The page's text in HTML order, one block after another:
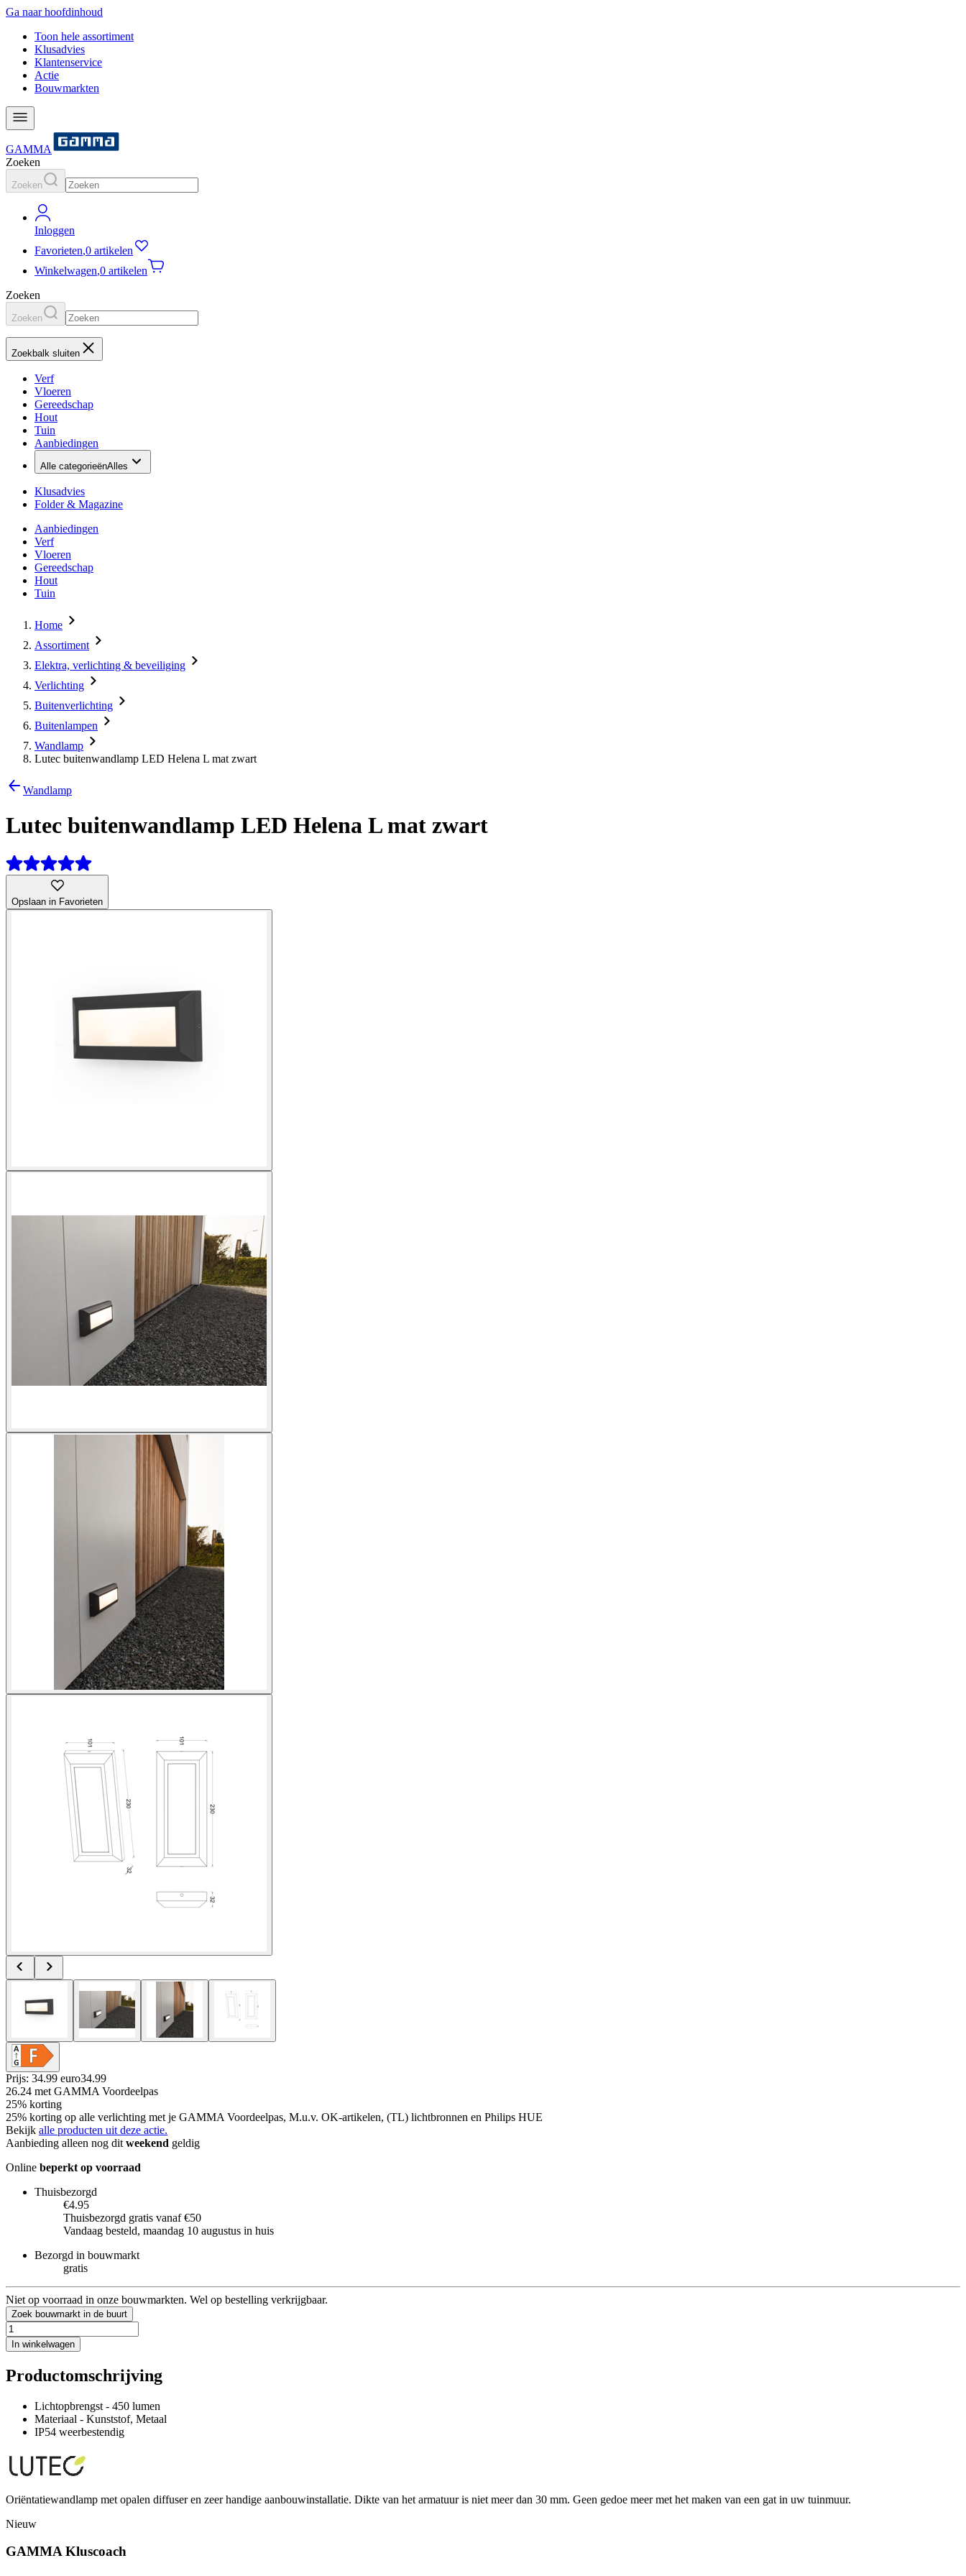
Ga naar hoofdinhoud
Toon hele assortiment
Klusadvies
Klantenservice
Actie
Bouwmarkten
GAMMA
Zoeken
Zoeken
Inloggen
Favorieten,0 artikelen
Winkelwagen,0 artikelen
Zoeken
Zoeken
Zoekbalk sluiten
Verf
Vloeren
Gereedschap
Hout
Tuin
Aanbiedingen
Alle categorieënAlles
Klusadvies
Folder & Magazine
Aanbiedingen
Verf
Vloeren
Gereedschap
Hout
Tuin
Home
Assortiment
Elektra, verlichting & beveiliging
Verlichting
Buitenverlichting
Buitenlampen
Wandlamp
Lutec buitenwandlamp LED Helena L mat zwart
Wandlamp
Lutec buitenwandlamp LED Helena L mat zwart
Opslaan in Favorieten
Prijs: 34.99 euro34.99
26.24 met GAMMA Voordeelpas
25% korting
25% korting op alle verlichting met je GAMMA Voordeelpas, M.u.v. OK-artikelen, (TL) lichtbronnen en Philips HUE
Bekijk alle producten uit deze actie.
Aanbieding alleen nog dit weekend geldig
Online beperkt op voorraad
Thuisbezorgd
€4.95
Thuisbezorgd gratis vanaf €50
Vandaag besteld, maandag 10 augustus in huis
Bezorgd in bouwmarkt
gratis
Niet op voorraad in onze bouwmarkten. Wel op bestelling verkrijgbaar.
Zoek bouwmarkt in de buurt
In winkelwagen
Productomschrijving
Lichtopbrengst - 450 lumen
Materiaal - Kunststof, Metaal
IP54 weerbestendig
Oriëntatiewandlamp met opalen diffuser en zeer handige aanbouwinstallatie. Dikte van het armatuur is niet meer dan 30 mm. Geen gedoe meer met het maken van een gat in uw tuinmuur.
Nieuw
GAMMA Kluscoach